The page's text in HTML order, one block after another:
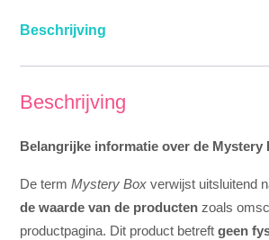
Beschrijving
Beschrijving
Belangrijke informatie over de Mystery
De termMystery Box verwijst uitsluitend
de waarde van de producten zoals
productpagina. Dit product betreftgeen